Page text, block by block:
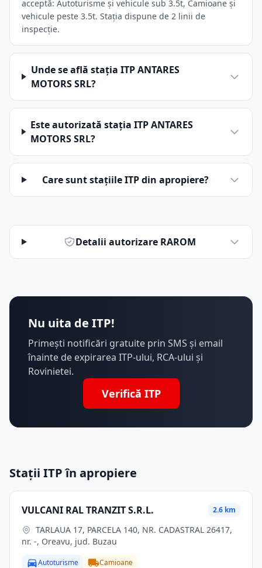
acceptă: Autoturisme și vehicule sub 3.5t, Camioane și
vehicule peste 3.5t. Stația dispune de 2 linii de
inspecție.
Unde se află stația ITP ANTARES
MOTORS SRL?
Este autorizată stația ITP ANTARES
MOTORS SRL?
Care sunt stațiile ITP din apropiere?
Detalii autorizare RAROM
Nu uita de ITP!
Primești notificări gratuite prin SMS și email
înainte de expirarea ITP-ului, RCA-ului și
Rovinietei.
Verifică ITP
Stații ITP în apropiere
VULCANI RAL TRANZIT S.R.L. 2.6 km
nr. -, Oreavu, jud. Buzau
Autoturisme Camioane